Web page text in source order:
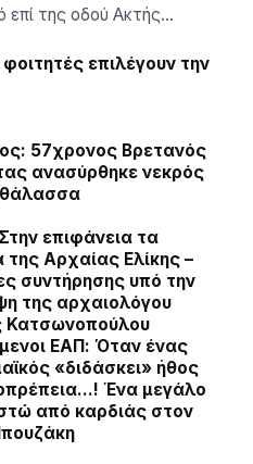
επί της οδού Ακτής…
φοιτητές επιλέγουν την
57χρονος Βρετανός
ανασύρθηκε νεκρός
επιφάνεια τα
της Αρχαίας Ελίκης –
συντήρησης υπό την
της αρχαιολόγου
Κατσωνοπούλου
ΕΑΠ: Όταν ένας
«διδάσκει» ήθος
Ένα μεγάλο
από καρδιάς στον